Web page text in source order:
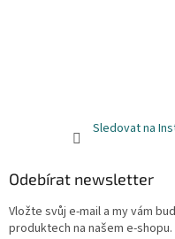
Sledovat na
Odebírat newsletter
Vložte svůj e-mail a my vám
produktech na našem e-shopu.